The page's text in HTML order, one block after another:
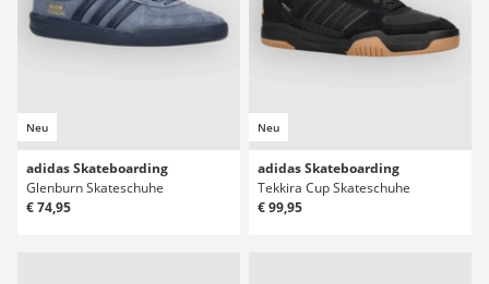
Neu
adidas Skateboarding
Glenburn Skateschuhe
€ 74,95
Neu
adidas Skateboarding
Tekkira Cup Skateschuhe
€ 99,95